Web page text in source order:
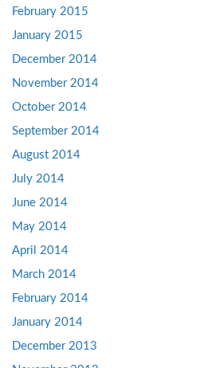
February 2015
January 2015
December 2014
November 2014
October 2014
September 2014
August 2014
July 2014
June 2014
May 2014
April 2014
March 2014
February 2014
January 2014
December 2013